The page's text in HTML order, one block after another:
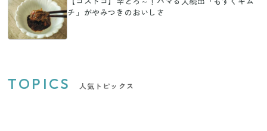
チ」がやみつきのおいしさ
TOPICS 人気トピックス